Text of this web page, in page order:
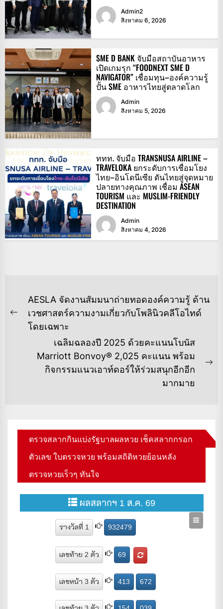
Admin2
สิงหาคม 6, 2026
SME D BANK จับมือสถาบันอาหาร
เปิดเกมรุก “FOODNEXT SME D
NAVIGATOR” เชื่อมทุน–องค์ความรู้
ปั้น SME อาหารไทยสู่ตลาดโลก
Admin
สิงหาคม 5, 2026
ททท. จับมือ TRANSNUSA AIRLINE –
TRAVELOKA ยกระดับการเชื่อมโยง
ไทย–อินโดนีเซีย ดันไทยสู่จุดหมาย
ปลายทางคุณภาพ เชื่อม ASEAN
TOURISM และ MUSLIM-FRIENDLY
DESTINATION
Admin
สิงหาคม 4, 2026
แนะแนว
เรื่อง
Previous
post:
AESLA จัดงานสัมมนาถ่ายทอดองค์ความรู้ ด้าน
เวชศาสตร์ความงามเกี่ยวกับโพลินิวคลีโอไทด์
โดยเฉพาะ
เฉลิมฉลองปี 2025 ด้วยคะแนนโบนัส
Marriott Bonvoy® 2,025 คะแนน พร้อม
กิจกรรมแนวเอาท์ดอร์ให้ร่วมสนุกอีกอีก
มากมาย
ตรวจสลากกินแบ่งรัฐบาลผลหวย เช็คสลากกรอก
ตัวเลข ใบตรวจหวย พร้อมสถิติหวยย้อนหลัง
ตรวจหวยเร็วๆ ทันใจ